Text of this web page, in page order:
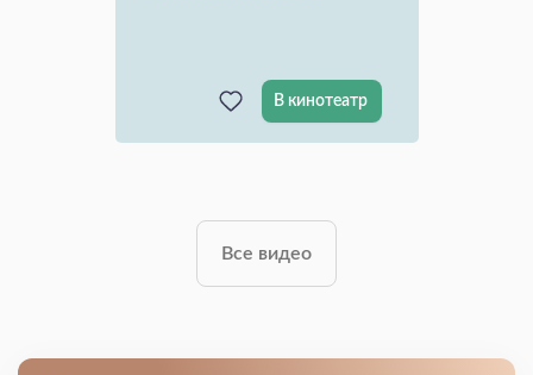
В кинотеатр
Все видео